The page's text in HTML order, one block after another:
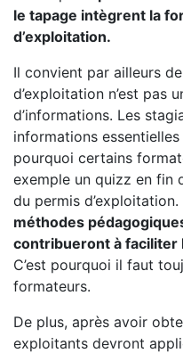
le tapage intègrent la
d’exploitation.
Il convient par ailleurs
d’exploitation n’est pas
d’informations. Les
informations
pourquoi certains
exemple un quizz en fin
du permis d’exploitation.
méthodes
contribueront à faciliter
C’est pourquoi il faut
formateurs.
De plus, après avoir
exploitants devront